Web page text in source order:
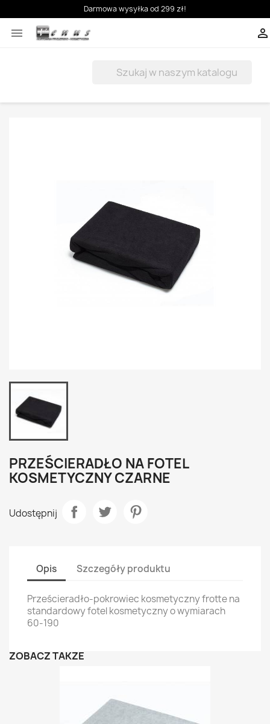
Darmowa wysyłka od 299 zł!
 
PRZEŚCIERADŁO NA FOTEL
KOSMETYCZNY CZARNE
Udostępnij
Opis Szczegóły produktu
Prześcieradło-pokrowiec kosmetyczny frotte na
standardowy fotel kosmetyczny o wymiarach
60-190
ZOBACZ TAKŻE